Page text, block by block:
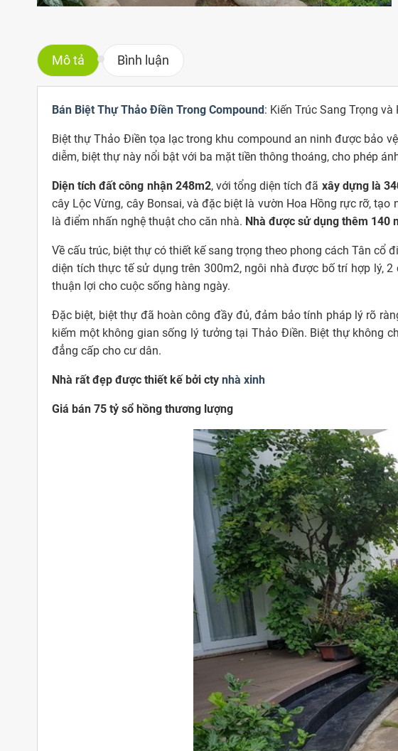
Mô tả Bình luận
Bán Biệt Thự Thảo Điền Trong Compound: Kiến Trúc Sang Trọng
Biệt thự Thảo Điền tọa lạc trong khu compound an ninh được bảo
diễm, biệt thự này nổi bật với ba mặt tiền thông thoáng, cho phép
Diện tích đất công nhận 248m2, với tổng diện tích đã xây dựng là
cây Lộc Vừng, cây Bonsai, và đặc biệt là vườn Hoa Hồng rực rỡ,
là điểm nhấn nghệ thuật cho căn nhà. Nhà được sử dụng thêm 140
Về cấu trúc, biệt thự có thiết kế sang trọng theo phong cách Tân cổ
diện tích thực tế sử dụng trên 300m2, ngôi nhà được bố trí hợp lý,
thuận lợi cho cuộc sống hàng ngày.
Đặc biệt, biệt thự đã hoàn công đầy đủ, đảm bảo tính pháp lý rõ
kiếm một không gian sống lý tưởng tại Thảo Điền. Biệt thự không
đẳng cấp cho cư dân.
Nhà rất đẹp được thiết kế bởi cty nhà xinh
Giá bán 75 tỷ sổ hồng thương lượng